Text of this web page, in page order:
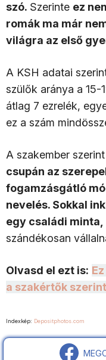
szó. Szerinte ez
romák ma már
világra az első
A KSH adatai
szülők aránya a
átlag 7 ezrelék,
ez a szám
A szakember szerint
csupán az
fogamzásgátló
nevelés. Sokkal
egy családi minta,
szándékosan
Olvasd el ezt is:
a szakértők szerint
Indexkép: Depositphotos.com